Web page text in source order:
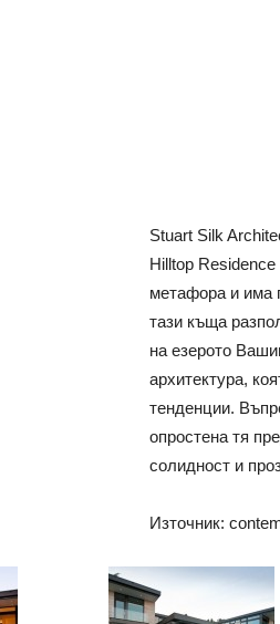
Stuart Silk
Hilltop
метафора и има
тази къща
на езерото
архитектура,
тенденции.
опростена тя
солидност и
Източник: